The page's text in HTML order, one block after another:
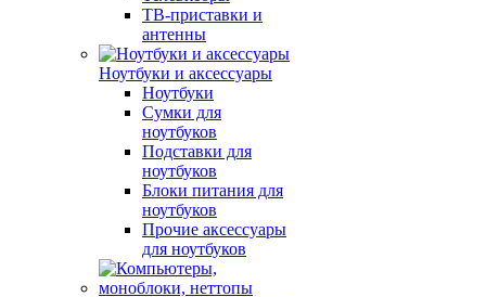
ТВ-приставки и
антенны
Ноутбуки и аксессуары
Ноутбуки
Сумки для
ноутбуков
Подставки для
ноутбуков
Блоки питания для
ноутбуков
Прочие аксессуары
для ноутбуков